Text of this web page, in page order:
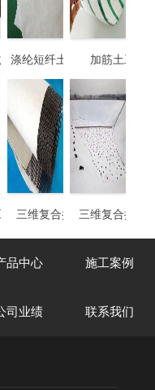
工
涤纶短纤土工布定
制
加筋土工布
布袋
三维复合排水网
4mm厚-8mm厚
三维复合排水
品中心 施工案例
司业绩 联系我们